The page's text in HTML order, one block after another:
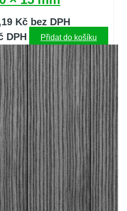
Kč bez DPH
DPH Přidat do košíku